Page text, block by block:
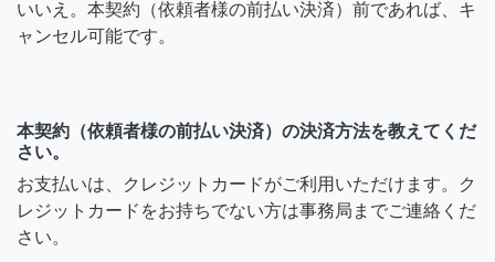
いいえ。本契約（依頼者様の前払い決済）前であれば、キ
ャンセル可能です。
本契約（依頼者様の前払い決済）の決済方法を教えてくだ
さい。
お支払いは、クレジットカードがご利用いただけます。ク
レジットカードをお持ちでない方は事務局までご連絡くだ
さい。